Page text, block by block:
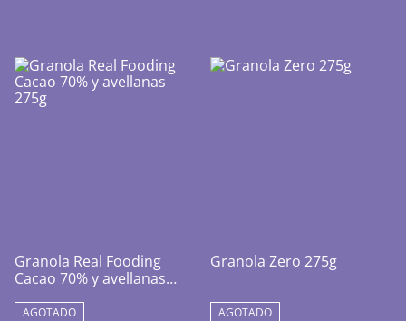
Granola Real Fooding
Cacao 70% y avellanas
AGOTADO
Granola Zero 275g
AGOTADO